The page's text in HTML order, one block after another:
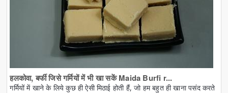
हलकोवा, बर्फी जिसे गर्मियों में भी खा सकें Maida Burfi r...
गर्मियों में खाने के लिये कुछ ही ऐसी मिठाई होती हैं, जो हम बहुत ही खाना पसंद करते